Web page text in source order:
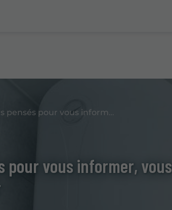
Des contenus pensés pour vous informer, vous inspirer, vous guider
pour vous informer, vous